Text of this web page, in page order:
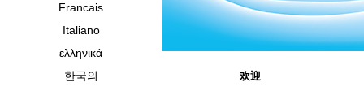
Francais
Italiano
ελληνικά
한국의
欢迎